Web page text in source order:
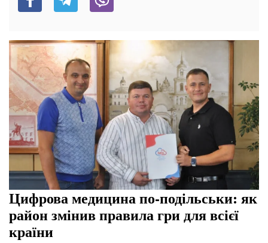
Цифрова медицина по-подільськи: як
район змінив правила гри для всієї
країни